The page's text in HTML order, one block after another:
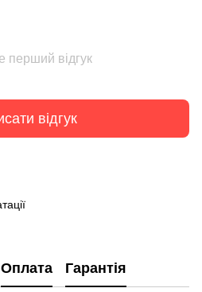
перший відгук
відгук
Оплата Гарантія